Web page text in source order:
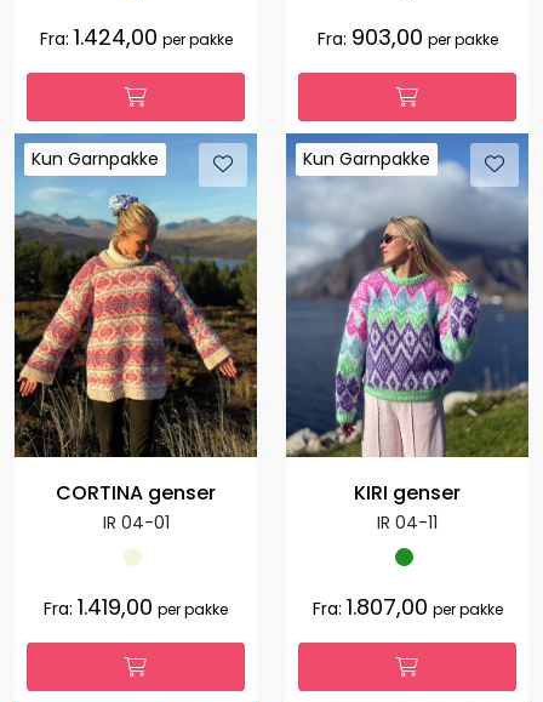
Fra: 1.424,00 per pakke Fra: 903,00 per pakke
Kun Garnpakke
Kun Garnpakke
CORTINA genser
IR 04-01
Fra: 1.419,00 per pakke
Kun Garnpakke
Kun Garnpakke
KIRI genser
IR 04-11
Fra: 1.807,00 per pakke